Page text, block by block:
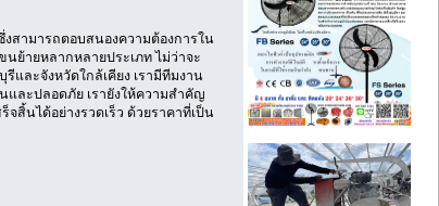
สามารถตอบสนองความต้องการใน
ย้ายหลากหลายประเภท ไม่ว่าจะ
ละจังหวัดใกล้เคียง เรามีทีมงาน
และปลอดภัย เรายังให้ความสำคัญ
สิ้นได้อย่างรวดเร็ว ด้วยราคาที่เป็น